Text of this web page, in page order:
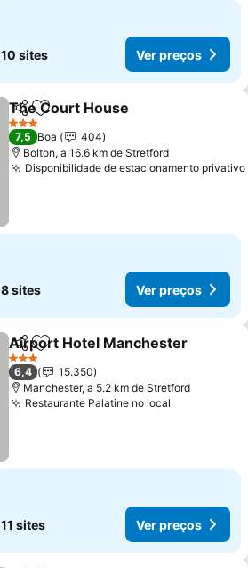
10 sites Ver preços
PartilharAdicionar aos favoritos
The Court House
3 Estrelas
7,5 Boa
404
Bolton, a 16.6 km de Stretford
Disponibilidade de estacionamento privativo
8 sites Ver preços
PartilharAdicionar aos favoritos
Airport Hotel Manchester
3 Estrelas
6,4
15.350
Manchester, a 5.2 km de Stretford
Restaurante Palatine no local
11 sites Ver preços